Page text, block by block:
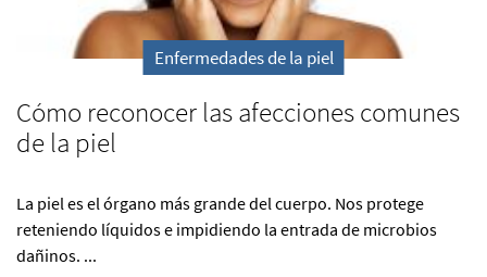
Enfermedades de la piel
Cómo reconocer las afecciones comunes
de la piel
La piel es el órgano más grande del cuerpo. Nos protege
reteniendo líquidos e impidiendo la entrada de microbios
dañinos. ...